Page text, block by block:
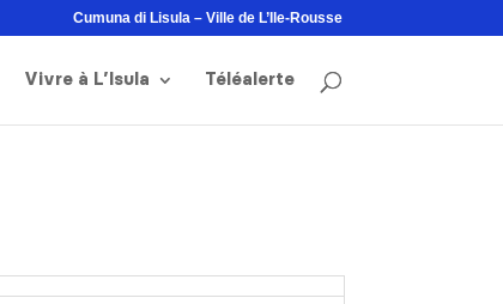
Cumuna di Lisula – Ville de L’Ile-Rousse
Vivre à L’Isula Téléalerte